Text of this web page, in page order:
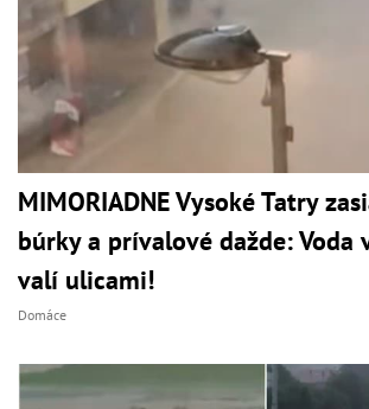
MIMORIADNE Vysoké Tatry
búrky a prívalové dažde: Voda
valí ulicami!
Domáce